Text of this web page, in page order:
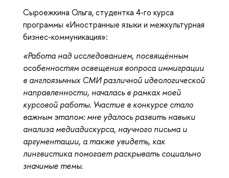
Сыроежкина Ольга, студентка 4-го курса
программы «Иностранные языки и межкультурная
бизнес-коммуникация»:
«Работа над исследованием, посвящённым
особенностям освещения вопроса иммиграции
в англоязычных СМИ различной идеологической
направленности, началась в рамках моей
курсовой работы. Участие в конкурсе стало
важным этапом: мне удалось развить навыки
анализа медиадискурса, научного письма и
аргументации, а также увидеть, как
лингвистика помогает раскрывать социально
значимые темы.